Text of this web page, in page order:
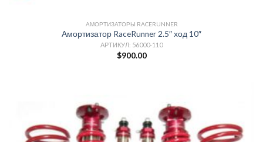
АМОРТИЗАТОРЫ RACERUNNER
Амортизатор RaceRunner 2.5″ ход 10″
АРТИКУЛ: 56000-110
$900.00